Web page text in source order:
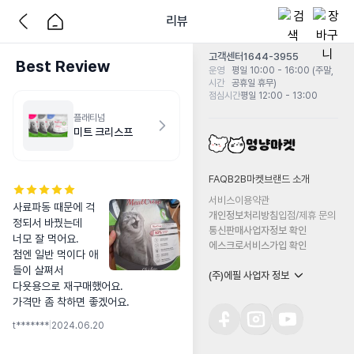
리뷰
Best Review
플래티넘
미트 크리스프
사료파동 때문에 걱
정되서 바꿨는데
너모 잘 먹어요.
첨엔 일반 먹이다 애
들이 살쪄서
다욧용으로 재구매했어요.
가격만 좀 착하면 좋겠어요.
t******* 2024.06.20
고객센터1644-3955
운영
시간
평일 10:00 - 16:00 (주말,
공휴일 휴무)
점심시간평일 12:00 - 13:00
FAQB2B마켓 브랜드 소개
서비스이용약관
개인정보처리방침입점/제휴 문의
통신판매사업자정보 확인
에스크로서비스가입 확인
(주)에필 사업자 정보